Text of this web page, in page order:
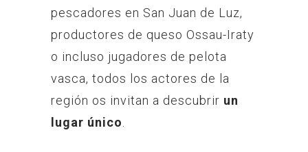
pescadores en San Juan de Luz,
productores de queso Ossau-Iraty
o incluso jugadores de pelota
vasca, todos los actores de la
región os invitan a descubrir un
lugar único